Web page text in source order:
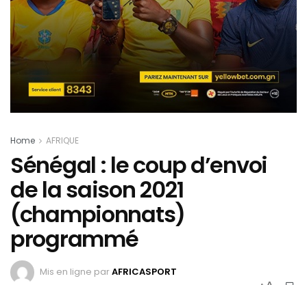
Home AFRIQUE
Sénégal : le coup d’envoi
de la saison 2021
(championnats)
programmé
Mis en ligne parAFRICASPORT